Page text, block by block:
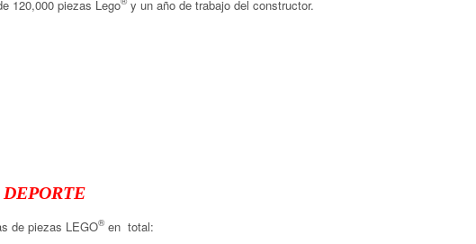
120,000 piezas Lego y un año de trabajo del constructor.
de piezas LEGO® en total: